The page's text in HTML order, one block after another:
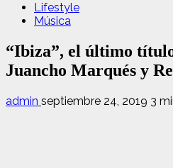
Lifestyle
Música
“Ibiza”, el último
Juancho Marqués y
admin septiembre 24, 2019 3